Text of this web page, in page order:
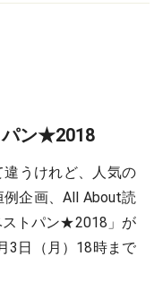
パン★2018
うけれど、人気の
企画、All About読
ストパン★2018」が
3日（月）18時まで